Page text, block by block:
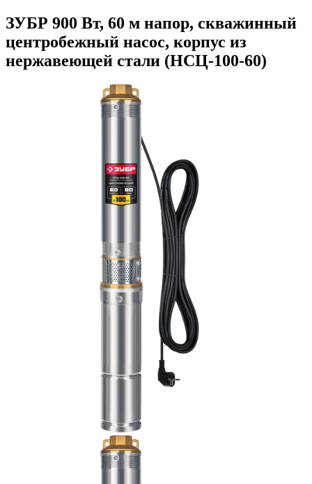
ЗУБР 900 Вт, 60 м напор, скважинный
центробежный насос, корпус из
нержавеющей стали (НСЦ-100-60)